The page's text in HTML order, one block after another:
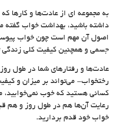
به مجموعه ای از عادت‌ها و کارها
داشته باشید، بهداشت خواب
اصول آن مهم است چون خواب
جسمی و همچنین کیفیت کلی زندگی
عادت‌‌ها و رفتارهای شما در طول
رختخواب- می‌تواند بر میزان و
کسانی هستید که خوب نمی‌خوابید،
رعایت آن‌ها هم در طول روز و هم
خواب خود قدم بردارید.